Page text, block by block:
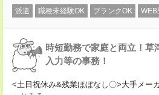
派遣 職種未経験OK ブランクOK WEB
時短勤務で家庭と両立！草
入力等の事務！
<土日祝休み&残業ほぼなし〇>大手メー